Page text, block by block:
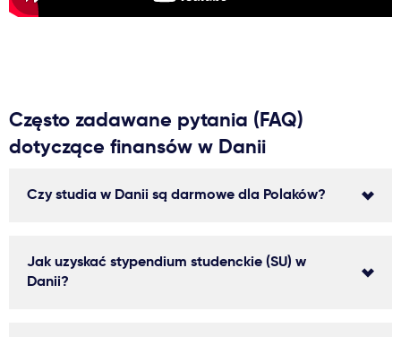
Często zadawane pytania (FAQ)
dotyczące finansów w Danii
Czy studia w Danii są darmowe dla Polaków?
Jak uzyskać stypendium studenckie (SU) w
Danii?